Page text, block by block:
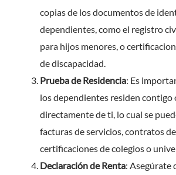
copias de los documentos de
dependientes, como el registro
para hijos menores, o
de discapacidad.
Prueba de Residencia: Es
los dependientes residen contigo
directamente de ti, lo cual se
facturas de servicios, contratos
certificaciones de colegios o
Declaración de Renta: Asegúrate